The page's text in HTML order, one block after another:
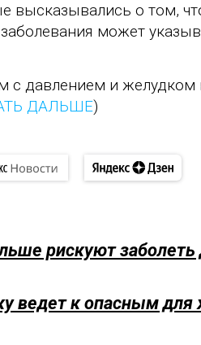
высказывались о том,
может
с давлением и
ДАЛЬШЕ)
рискуют
ведет к опасным